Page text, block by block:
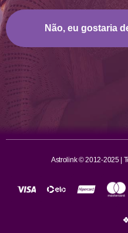
Não, eu gostaria
Astrolink © 2012-2025 |